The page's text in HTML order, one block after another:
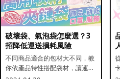
破壞袋、氣泡袋怎麼選？3
招降低運送損耗風險
不同商品適合的包材大不同，教
你依產品特性搭配袋材，讓運送